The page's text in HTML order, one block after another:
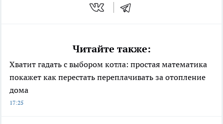
Читайте также:
Хватит гадать с выбором котла: простая математика
покажет как перестать переплачивать за отопление
дома
17:25